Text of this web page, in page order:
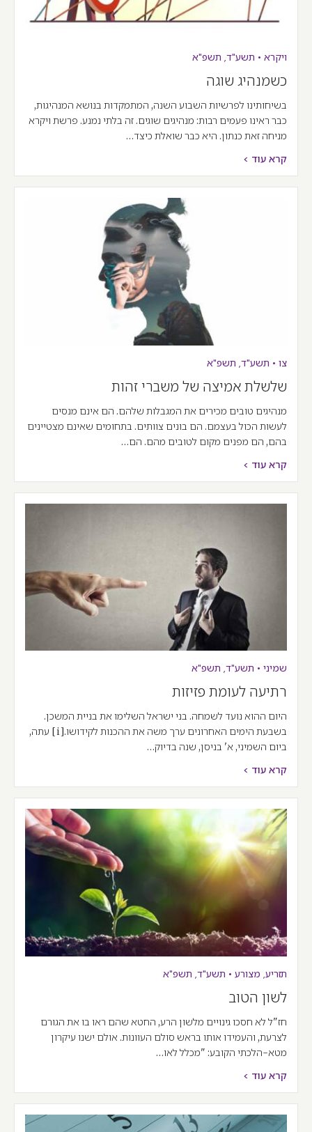
ויקרא • תשע"ד, תשפ"א
כשמנהיג שוגה
בשיחותינו לפרשיות השבוע השנה, המתמקדות בנושא המנהיגות,
כבר ראינו פעמים רבות: מנהיגים שוגים. זה בלתי נמנע. פרשת ויקרא
מניחה זאת כנתון. היא כבר שואלת כיצד…
קרא עוד >
צו • תשע"ד, תשפ"א
שלשלת אמיצה של משברי זהות
מנהיגים טובים מכירים את המגבלות שלהם. הם אינם מנסים
לעשות הכול בעצמם. הם בונים צוותים. בתחומים שאינם מצטיינים
בהם, הם מפנים מקום לטובים מהם. הם…
קרא עוד >
שמיני • תשע"ד, תשפ"א
רתיעה לעומת פזיזות
היום ההוא נועד לשמחה. בני ישראל השלימו את בניית המשכן.
בשבעת הימים האחרונים ערך משה את ההכנות לקידושו.[i] עתה,
ביום השמיני, א' בניסן, שנה בדיוק…
קרא עוד >
תזריע, מצורע • תשע"ד, תשפ"א
לשון הטוב
חז"ל לא חסכו גינויים מלשון הרע, החטא שהם ראו בו את הגורם
לצרעת, והעמידו אותו בראש סולם העוונות. אולם ישנו עיקרון
מטא-הלכתי הקובע: "מכלל לאו…
קרא עוד >